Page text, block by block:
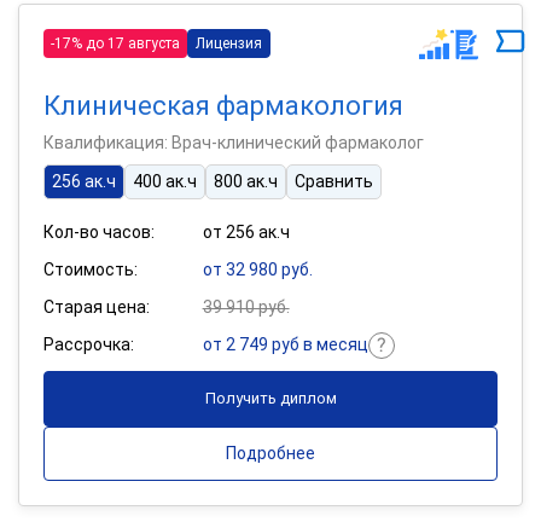
-17% до 17 августа Лицензия
Клиническая фармакология
Квалификация: Врач-клинический фармаколог
256 ак.ч
400 ак.ч 800 ак.ч Сравнить
Кол-во часов:
от 256 ак.ч
Стоимость:
от 32 980 руб.
Старая цена:
39 910 руб.
Рассрочка:
от 2 749 руб в месяц
Получить диплом
Подробнее